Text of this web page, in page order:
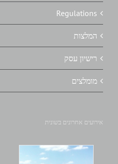
Regulations
המלצות
רישיון עסק
מומלצים
אירועים אחרונים בשונית